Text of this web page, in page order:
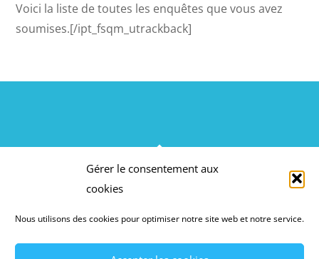
Gérer le consentement aux
cookies
Nous utilisons des cookies pour optimiser notre site web et notre service.
Voici la liste de toutes les enquêtes que vous avez
soumises.[/ipt_fsqm_utrackback]
TO
ACTION CONSEIL FORMATION
Action Conseil Formation